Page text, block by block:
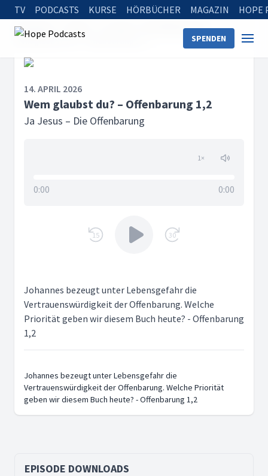
TV PODCASTS KURSE HÖRBÜCHER MAGAZIN HOPE
SPENDEN
Startseite
Ja Jesus – Die Offenbarung
Wem glaubst du? – Offenbarung 1,2
14. APRIL 2026
Wem glaubst du? – Offenbarung 1,2
Ja Jesus – Die Offenbarung
1×
0:00 0:00
15 30
Johannes bezeugt unter Lebensgefahr die
Vertrauenswürdigkeit der Offenbarung. Welche
Priorität geben wir diesem Buch heute? - Offenbarung
1,2
Johannes bezeugt unter Lebensgefahr die
Vertrauenswürdigkeit der Offenbarung. Welche Priorität
geben wir diesem Buch heute? - Offenbarung 1,2
EPISODE DOWNLOADS